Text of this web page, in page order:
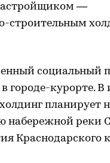
—
строительным
социальный
городе-курорте. В
планирует
набережной реки
Краснодарского